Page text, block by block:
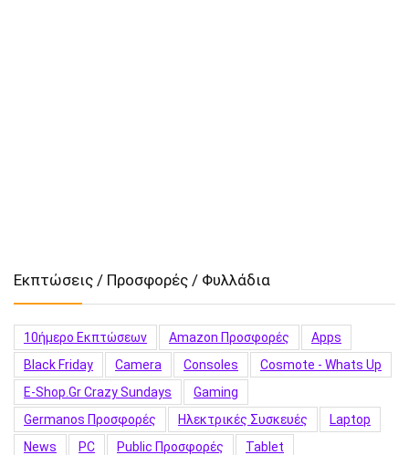
Εκπτώσεις / Προσφορές / Φυλλάδια
10ήμερο Εκπτώσεων Amazon Προσφορές
Apps
Black Friday
Camera Consoles
Cosmote - Whats Up
E-Shop.gr Crazy Sundays
Gaming
Germanos Προσφορές
Hλεκτρικές Συσκευές
Laptop
News
PC Public Προσφορές
Tablet